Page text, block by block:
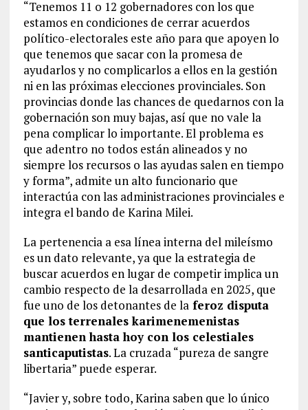
“Tenemos 11 o 12 gobernadores con los que
estamos en condiciones de cerrar acuerdos
político-electorales este año para que apoyen lo
que tenemos que sacar con la promesa de
ayudarlos y no complicarlos a ellos en la gestión
ni en las próximas elecciones provinciales. Son
provincias donde las chances de quedarnos con la
gobernación son muy bajas, así que no vale la
pena complicar lo importante. El problema es
que adentro no todos están alineados y no
siempre los recursos o las ayudas salen en tiempo
y forma”, admite un alto funcionario que
interactúa con las administraciones provinciales e
integra el bando de Karina Milei.
La pertenencia a esa línea interna del mileísmo
es un dato relevante, ya que la estrategia de
buscar acuerdos en lugar de competir implica un
cambio respecto de la desarrollada en 2025, que
fue uno de los detonantes de laferoz disputa
que los terrenales karimenemenistas
mantienen hasta hoy con los celestiales
santicaputistas. La cruzada “pureza de sangre
libertaria” puede esperar.
“Javier y, sobre todo, Karina saben que lo único